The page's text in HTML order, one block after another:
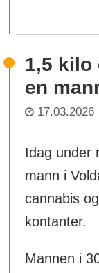
1,5 kilo
en
17.03.2026
Idag under
mann i
cannabis
kontanter.
Mannen i